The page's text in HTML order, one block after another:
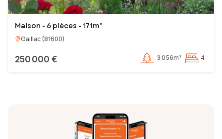
Maison - 6 pièces - 171m²
Gaillac (81600)
250 000 € 3 056m² 4